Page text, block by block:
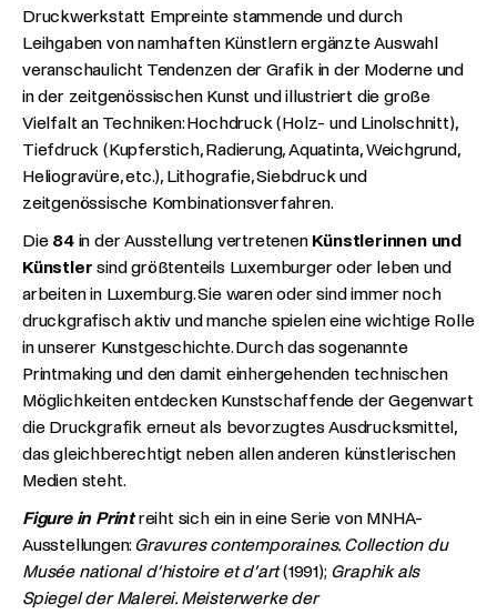
Druckwerkstatt Empreinte stammende und durch
Leihgaben von namhaften Künstlern ergänzte Auswahl
veranschaulicht Tendenzen der Grafik in der Moderne und
in der zeitgenössischen Kunst und illustriert die große
Vielfalt an Techniken: Hochdruck (Holz- und Linolschnitt),
Tiefdruck (Kupferstich, Radierung, Aquatinta, Weichgrund,
Heliogravüre, etc.), Lithografie, Siebdruck und
zeitgenössische Kombinationsverfahren.
Die 84in der Ausstellung vertretenen Künstlerinnen und
Künstler sind größtenteils Luxemburger oder leben und
arbeiten in Luxemburg. Sie waren oder sind immer noch
druckgrafisch aktiv und manche spielen eine wichtige Rolle
in unserer Kunstgeschichte. Durch das sogenannte
Printmaking und den damit einhergehenden technischen
Möglichkeiten entdecken Kunstschaffende der Gegenwart
die Druckgrafik erneut als bevorzugtes Ausdrucksmittel,
das gleichberechtigt neben allen anderen künstlerischen
Medien steht.
Figure in Printreiht sich ein in eine Serie von MNHA-
Ausstellungen: Gravures contemporaines. Collection du
Musée national d’histoire et d’art(1991); Graphik als
Spiegel der Malerei. Meisterwerke der